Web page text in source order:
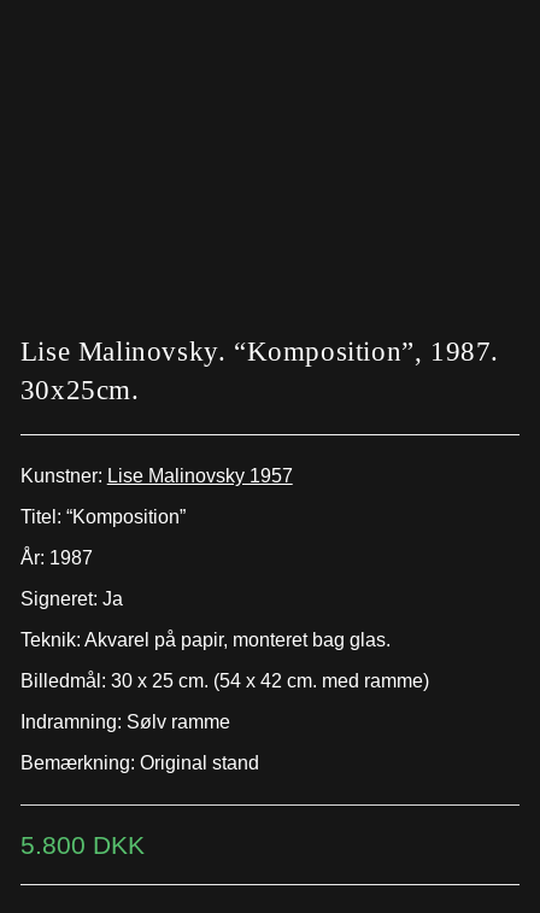
Lise Malinovsky. “Komposition”, 1987.
30x25cm.
Kunstner: Lise Malinovsky 1957
Titel: “Komposition”
År: 1987
Signeret: Ja
Teknik: Akvarel på papir, monteret bag glas.
Billedmål: 30 x 25 cm. (54 x 42 cm. med ramme)
Indramning: Sølv ramme
Bemærkning: Original stand
5.800 DKK